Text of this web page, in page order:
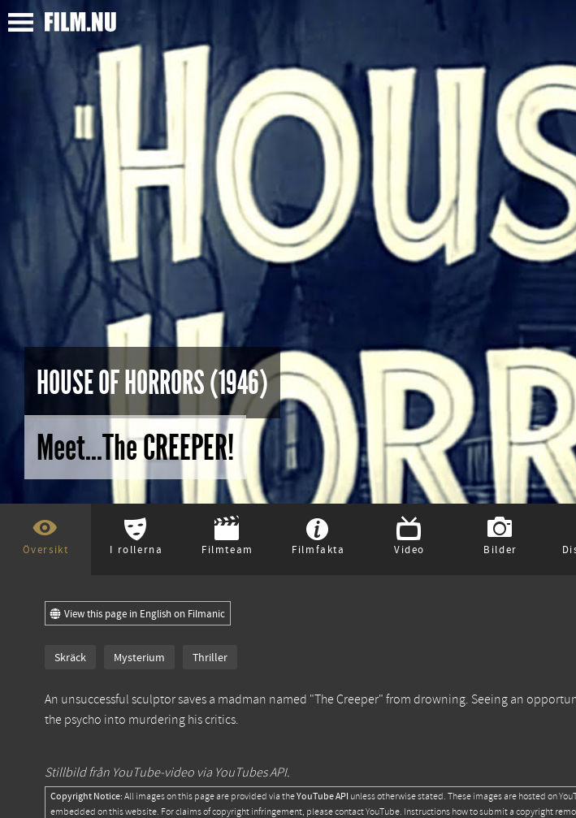
HOUSE OF HORRORS (1946)
Meet...The CREEPER!
Översikt I rollerna Filmteam Filmfakta Video Bilder
View this page in English on Filmanic
Skräck Mysterium Thriller
An unsuccessful sculptor saves a madman named "The Creeper" from drowning. Seeing an
the psycho into murdering his critics.
Stillbild från YouTube-video via YouTubes API.
Copyright Notice: All images on this page are provided via theYouTube API unless otherwise stated. These images are hosted on
embedded on this website. For claims of copyright infringement, please contact YouTube. Instructions how to submit a copyright